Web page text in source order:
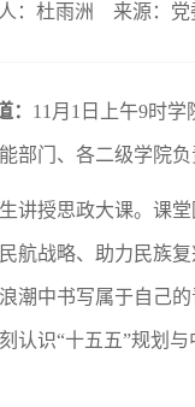
：杜雨洲 来源：
： 11月1日上午9时
门、各二级学院
讲授思政大课。课
航战略、助力民族
潮中书写属于自己
认识“十五五”规划